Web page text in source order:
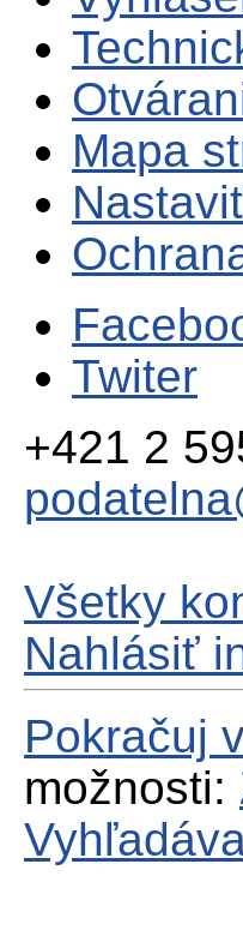
Mapa
Twiter
+421 2
Všetky
Nahlásiť
Pokračuj
možnosti: